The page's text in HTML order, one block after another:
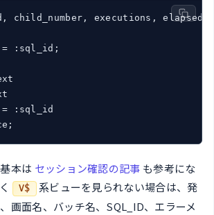
:sql_id;
本は セッション確認の記事 も参考にな
V$
系ビューを見られない場合は、発
画面名、バッチ名、SQL_ID、エラーメ